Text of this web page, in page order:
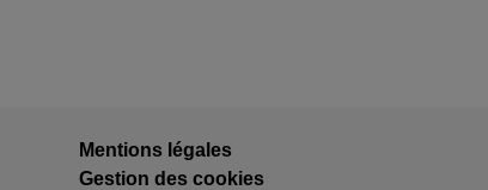
Mentions légales
Gestion des cookies